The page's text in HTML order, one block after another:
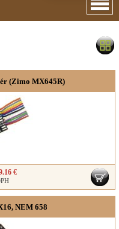
(Zimo MX645R)
€
NEM 658